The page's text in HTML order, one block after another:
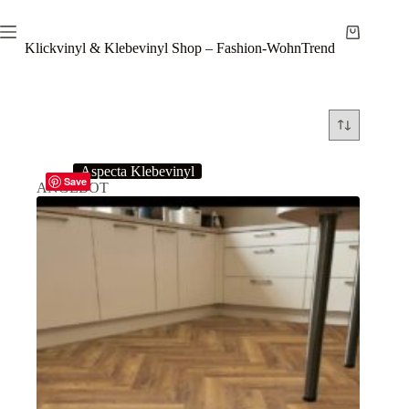
Inhalt
springenKlickvinyl & Klebevinyl Shop – Fashion-WohnTrend
Warenkorb
Save
Aspecta Klebevinyl
ANGEBOT